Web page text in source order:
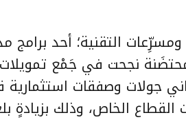
التقنية؛ أحد برامج
جولات وصفقات
الخاص، وذلك بزيادةٍ بلغت 7.66